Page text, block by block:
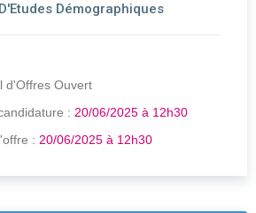
Démographiques
d'Offres Ouvert
: 20/06/2025 à 12h30
: 20/06/2025 à 12h30